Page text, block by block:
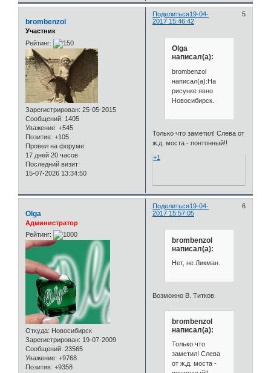
Поделиться 5
19-04-
2017 15:46:42
brombenzol
Участник
Рейтинг:
Зарегистрирован: 25-05-2015
Сообщений: 1405
Уважение: +545
Позитив: +105
Провел на форуме:
17 дней 20 часов
Последний визит:
15-07-2026 13:34:50
Olga
написал(а):
brombenzol
написал(а):На
рисунке явно
Новосибирск.
Только что заметил! Слева от
ж.д. моста - понтонный!!
+1
Поделиться 6
19-04-
2017 15:57:05
Olga
Администратор
Рейтинг:
Откуда: Новосибирск
Зарегистрирован: 19-07-2009
Сообщений: 23565
Уважение: +9768
Позитив: +9358
brombenzol
написал(а):
Нет, не Ликман.
Возможно В. Титков.
brombenzol
написал(а):
Только что
заметил! Слева
от ж.д. моста -